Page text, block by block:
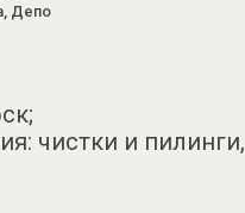
Депо
чистки и пилинги,